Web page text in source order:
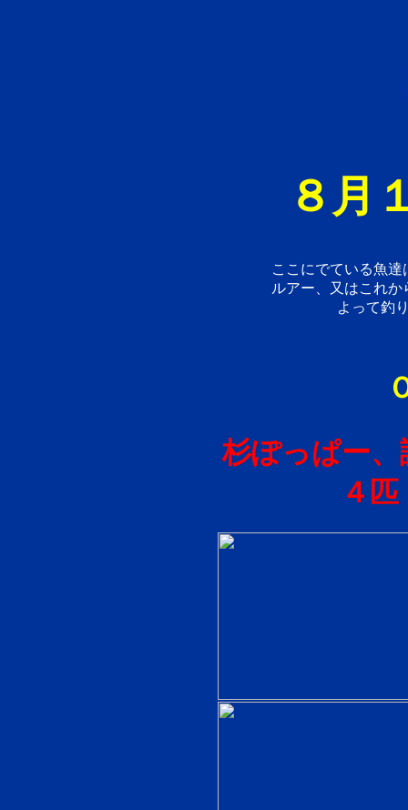
８月
ここにでている魚
ルアー、又はこれ
よって釣
杉ぽっぱー
４